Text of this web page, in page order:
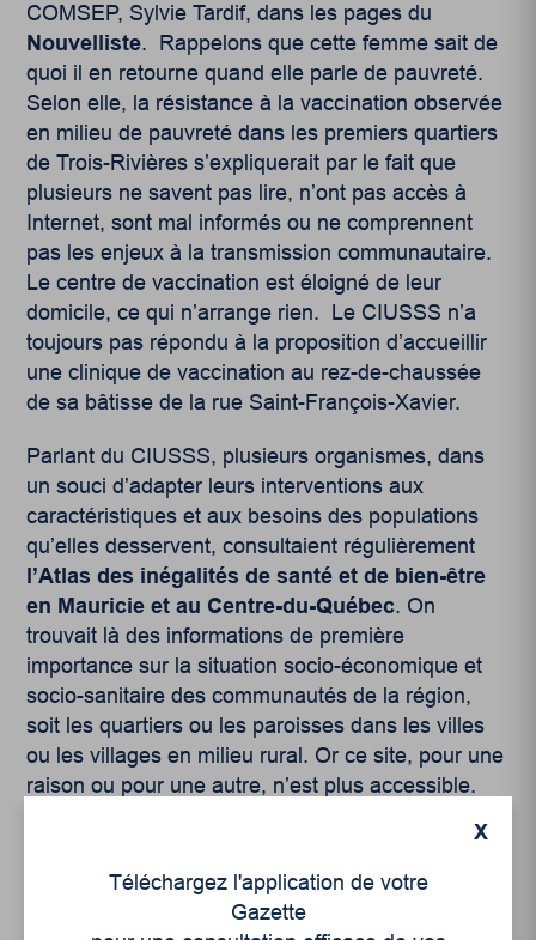
COMSEP, Sylvie Tardif, dans les pages du
Nouvelliste. Rappelons que cette femme sait de
quoi il en retourne quand elle parle de pauvreté.
Selon elle, la résistance à la vaccination observée
en milieu de pauvreté dans les premiers quartiers
de Trois-Rivières s’expliquerait par le fait que
plusieurs ne savent pas lire, n’ont pas accès à
Internet, sont mal informés ou ne comprennent
pas les enjeux à la transmission communautaire.
Le centre de vaccination est éloigné de leur
domicile, ce qui n’arrange rien. Le CIUSSS n’a
toujours pas répondu à la proposition d’accueillir
une clinique de vaccination au rez-de-chaussée
de sa bâtisse de la rue Saint-François-Xavier.
Parlant du CIUSSS, plusieurs organismes, dans
un souci d’adapter leurs interventions aux
caractéristiques et aux besoins des populations
qu’elles desservent, consultaient régulièrement
l’Atlas des inégalités de santé et de bien-être
en Mauricie et au Centre-du-Québec. On
trouvait là des informations de première
importance sur la situation socio-économique et
socio-sanitaire des communautés de la région,
soit les quartiers ou les paroisses dans les villes
ou les villages en milieu rural. Or ce site, pour une
raison ou pour une autre, n’est plus accessible.
coronavirus colligées à cette échelle nous seraient
bien utiles dans l’arsenal des moyens pour
combattre la pandémie, en particulier là où elle se
fait sentir avec le plus de vigueur et pour intervenir
X
Téléchargez l'application de votre
Gazette